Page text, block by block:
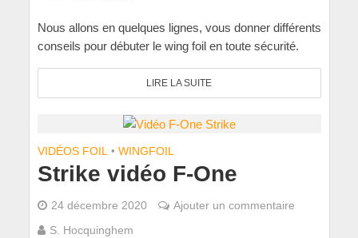
Nous allons en quelques lignes, vous donner différents
conseils pour débuter le wing foil en toute sécurité.
LIRE LA SUITE
VIDÉOS FOIL • WINGFOIL
Strike vidéo F-One
24 décembre 2020
Ajouter un commentaire
S. Hocquinghem